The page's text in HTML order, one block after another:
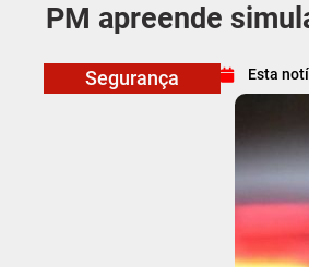
PM apreende
Segurança Esta